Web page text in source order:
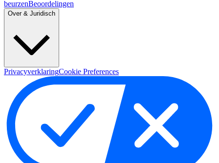
beurzenBeoordelingen
Over & Juridisch
PrivacyverklaringCookie Preferences